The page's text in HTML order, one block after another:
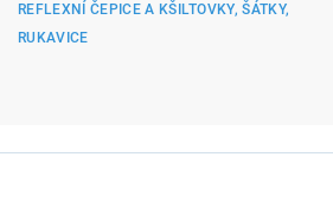
REFLEXNÍ ČEPICE A KŠILTOVKY, ŠÁTKY,
RUKAVICE